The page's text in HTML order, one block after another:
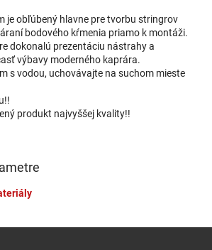
je obľúbený hlavne pre tvorbu stringrov
bodového kŕmenia priamo k montáži.
dokonalú prezentáciu nástrahy a
výbavy moderného kaprára.
s vodou, uchovávajte na suchom mieste
produkt najvyššej kvality!!